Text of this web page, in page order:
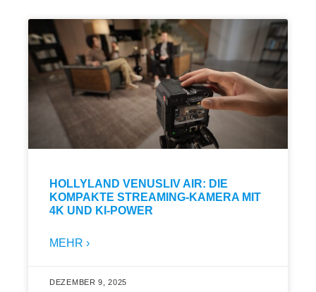
HOLLYLAND VENUSLIV AIR: DIE
KOMPAKTE STREAMING-KAMERA MIT
4K UND KI-POWER
MEHR ›
DEZEMBER 9, 2025